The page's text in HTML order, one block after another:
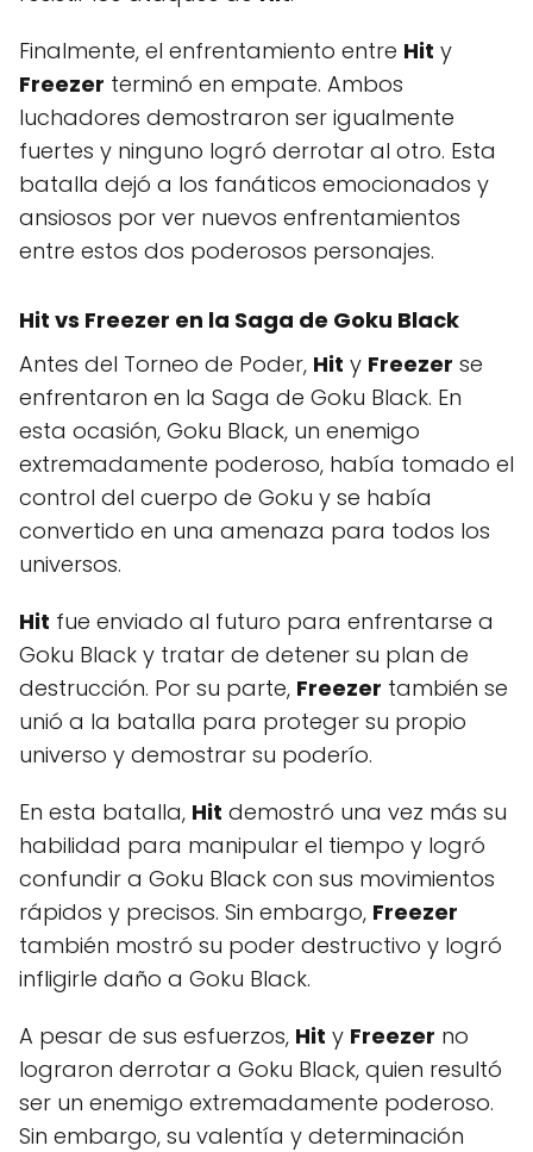
Finalmente, el enfrentamiento entre Hit y
Freezer terminó en empate. Ambos
luchadores demostraron ser igualmente
fuertes y ninguno logró derrotar al otro. Esta
batalla dejó a los fanáticos emocionados y
ansiosos por ver nuevos enfrentamientos
entre estos dos poderosos personajes.
Hit vs Freezer en la Saga de Goku Black
Antes del Torneo de Poder, Hit y Freezer se
enfrentaron en la Saga de Goku Black. En
esta ocasión, Goku Black, un enemigo
extremadamente poderoso, había tomado el
control del cuerpo de Goku y se había
convertido en una amenaza para todos los
universos.
Hit fue enviado al futuro para enfrentarse a
Goku Black y tratar de detener su plan de
destrucción. Por su parte, Freezer también se
unió a la batalla para proteger su propio
universo y demostrar su poderío.
En esta batalla, Hit demostró una vez más su
habilidad para manipular el tiempo y logró
confundir a Goku Black con sus movimientos
rápidos y precisos. Sin embargo, Freezer
también mostró su poder destructivo y logró
infligirle daño a Goku Black.
A pesar de sus esfuerzos, Hit y Freezer no
lograron derrotar a Goku Black, quien resultó
ser un enemigo extremadamente poderoso.
Sin embargo, su valentía y determinación